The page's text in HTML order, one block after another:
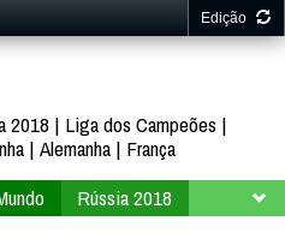
Edição
2018
Liga dos Campeões
Alemanha
França
Rússia 2018